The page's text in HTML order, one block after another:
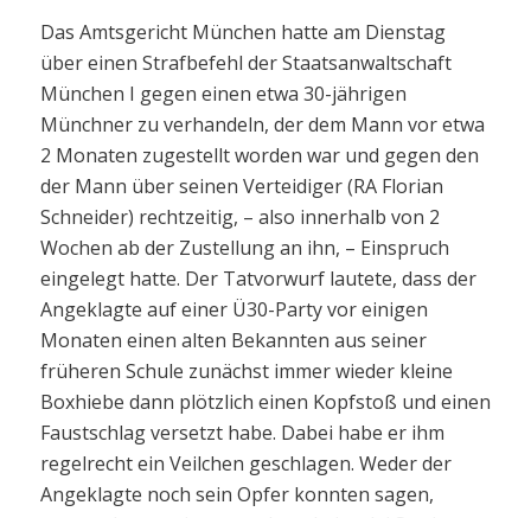
Das Amtsgericht München hatte am Dienstag
über einen Strafbefehl der Staatsanwaltschaft
München I gegen einen etwa 30-jährigen
Münchner zu verhandeln, der dem Mann vor etwa
2 Monaten zugestellt worden war und gegen den
der Mann über seinen Verteidiger (RA Florian
Schneider) rechtzeitig, – also innerhalb von 2
Wochen ab der Zustellung an ihn, – Einspruch
eingelegt hatte. Der Tatvorwurf lautete, dass der
Angeklagte auf einer Ü30-Party vor einigen
Monaten einen alten Bekannten aus seiner
früheren Schule zunächst immer wieder kleine
Boxhiebe dann plötzlich einen Kopfstoß und einen
Faustschlag versetzt habe. Dabei habe er ihm
regelrecht ein Veilchen geschlagen. Weder der
Angeklagte noch sein Opfer konnten sagen,